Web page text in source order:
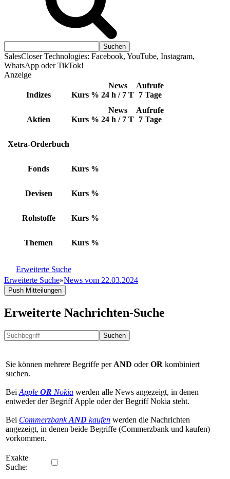
SalesCloser Technologies: Facebook, YouTube, Instagram,
WhatsApp oder TikTok!
Anzeige
Indizes Kurs %
News
24 h / 7 T
Aufrufe
7 Tage
Aktien Kurs %
News
24 h / 7 T
Aufrufe
7 Tage
Xetra-Orderbuch
Fonds Kurs %
Devisen Kurs %
Rohstoffe Kurs %
Themen Kurs %
Erweiterte Suche
Erweiterte Suche»News vom 22.03.2024
Push Mitteilungen
Erweiterte Nachrichten-Suche
Suchen
Sie können mehrere Begriffe per AND oderOR kombiniert
suchen.
Bei Apple OR Nokia werden alle News angezeigt, in denen
entweder der Begriff Apple oder der Begriff Nokia steht.
Bei CommerzbankAND kaufen werden die Nachrichten
angezeigt, in denen beide Begriffe (Commerzbank und kaufen)
vorkommen.
Exakte
Suche: